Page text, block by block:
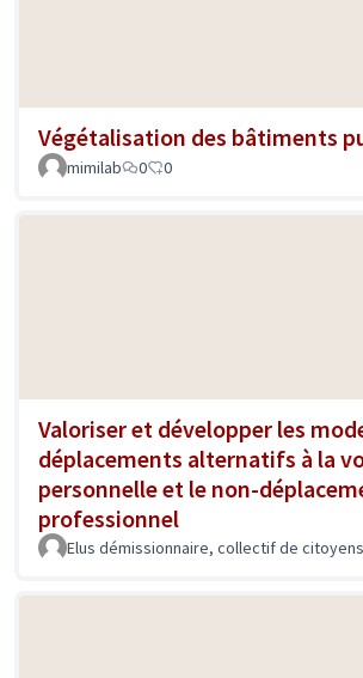
Végétalisation des bâtiments
mimilab
0 0
Valoriser et développer les
déplacements alternatifs à la
personnelle et le non-
professionnel
Elus démissionnaire, collectif de